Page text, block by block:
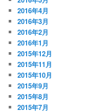
2016年4月
2016年3月
2016年2月
2016年1月
2015年12月
2015年11月
2015年10月
2015年9月
2015年8月
2015年7月